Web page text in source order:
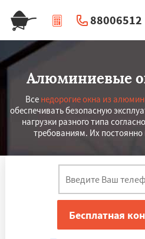
88006512
|
Алюминиевые
Все недорогие окна из
обеспечивать безопасную
нагрузки разного типа
требованиям. Их